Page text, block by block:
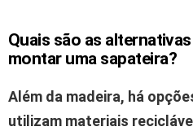
Quais são as
montar uma sapateira?
Além da madeira, há
utilizam materiais